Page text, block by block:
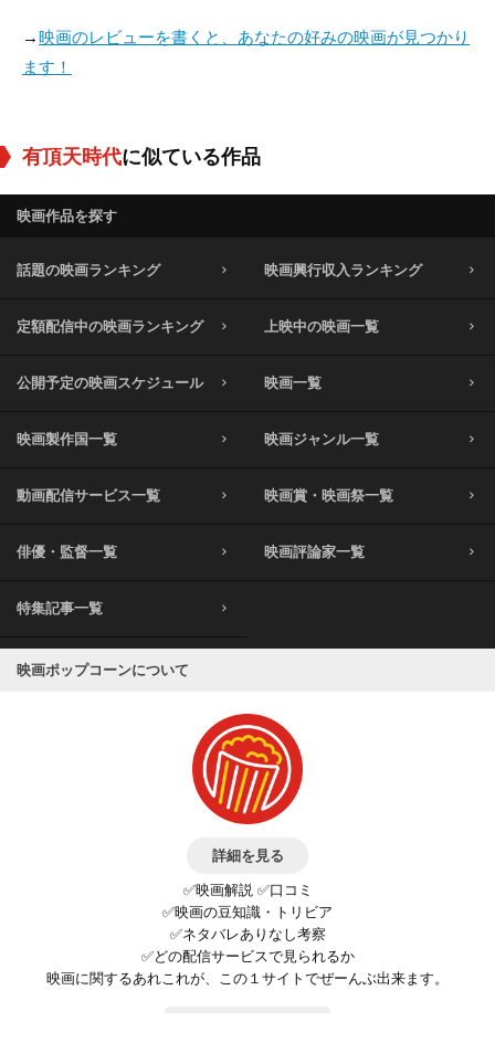
→映画のレビューを書くと、あなたの好みの映画が見つかり
ます！
有頂天時代に似ている作品
映画作品を探す
話題の映画ランキング 映画興行収入ランキング
定額配信中の映画ランキング 上映中の映画一覧
公開予定の映画スケジュール 映画一覧
映画製作国一覧 映画ジャンル一覧
動画配信サービス一覧 映画賞・映画祭一覧
俳優・監督一覧 映画評論家一覧
特集記事一覧
映画ポップコーンについて
詳細を見る
✅映画解説 ✅口コミ
✅映画の豆知識・トリビア
✅ネタバレありなし考察
✅どの配信サービスで見られるか
映画に関するあれこれが、この１サイトでぜーんぶ出来ます。